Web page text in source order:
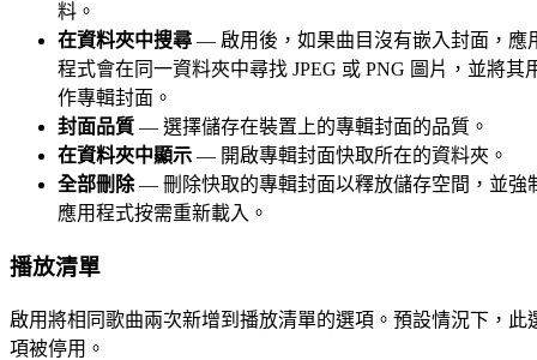
料。
在資料夾中搜尋 — 啟用後，如果曲目沒有嵌入封面，應
程式會在同一資料夾中尋找 JPEG 或 PNG 圖片，並將其
作專輯封面。
封面品質 — 選擇儲存在裝置上的專輯封面的品質。
在資料夾中顯示 — 開啟專輯封面快取所在的資料夾。
全部刪除— 刪除快取的專輯封面以釋放儲存空間，並強
應用程式按需重新載入。
播放清單
啟用將相同歌曲兩次新增到播放清單的選項。預設情況下，此
項被停用。